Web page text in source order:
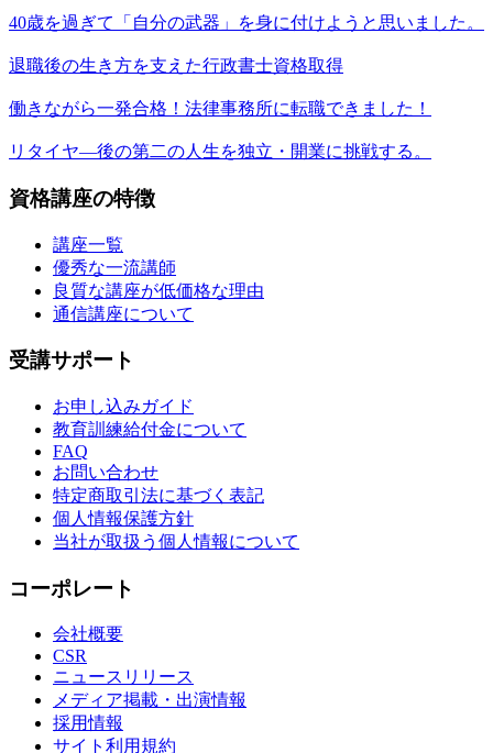
40歳を過ぎて「自分の武器」を身に付けようと思いました。
退職後の生き方を支えた行政書士資格取得
働きながら一発合格！法律事務所に転職できました！
リタイヤ―後の第二の人生を独立・開業に挑戦する。
資格講座の特徴
講座一覧
優秀な一流講師
良質な講座が低価格な理由
通信講座について
受講サポート
お申し込みガイド
教育訓練給付金について
FAQ
お問い合わせ
特定商取引法に基づく表記
個人情報保護方針
当社が取扱う個人情報について
コーポレート
会社概要
CSR
ニュースリリース
メディア掲載・出演情報
採用情報
サイト利用規約